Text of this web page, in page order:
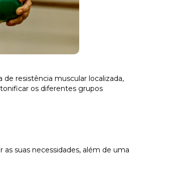
resistência muscular localizada,
os diferentes grupos
suas necessidades, além de uma